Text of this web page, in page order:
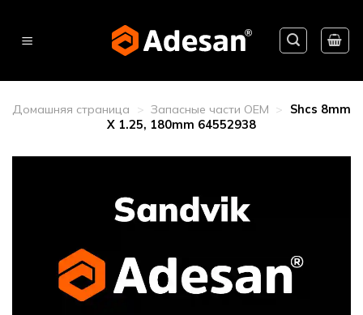
content
Домашняя страница > Запасные части OEM >
Shcs 8mm
X 1.25, 180mm 64552938